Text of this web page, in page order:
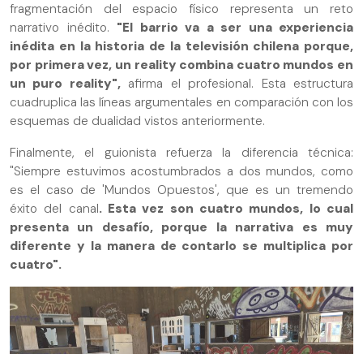
fragmentación del espacio físico representa un reto
narrativo inédito. "El barrio va a ser una experiencia
inédita en la historia de la televisión chilena porque,
por primera vez, un reality combina cuatro mundos en
un puro reality",afirma el profesional. Esta estructura
cuadruplica las líneas argumentales en comparación con los
esquemas de dualidad vistos anteriormente.
Finalmente, el guionista refuerza la diferencia técnica:
"Siempre estuvimos acostumbrados a dos mundos, como
es el caso de 'Mundos Opuestos', que es un tremendo
éxito del canal. Esta vez son cuatro mundos, lo cual
presenta un desafío, porque la narrativa es muy
diferente y la manera de contarlo se multiplica por
cuatro".